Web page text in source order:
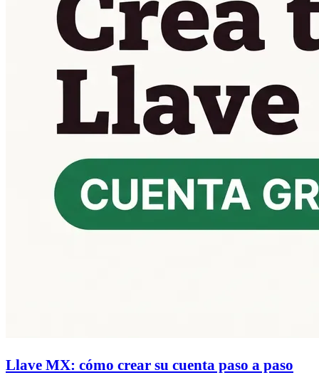
Llave MX: cómo crear su cuenta paso a paso